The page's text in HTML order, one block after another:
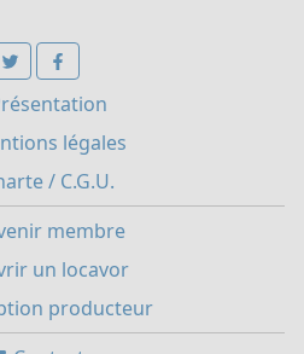
légales
/ C.G.U.
membre
un locavor
producteur